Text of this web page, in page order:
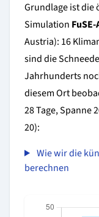
Grundlage ist die
Simulation FuSE-
Austria): 16
sind die
Jahrhunderts
diesem Ort
28 Tage, Spanne
20):
Wie wir die
berechnen